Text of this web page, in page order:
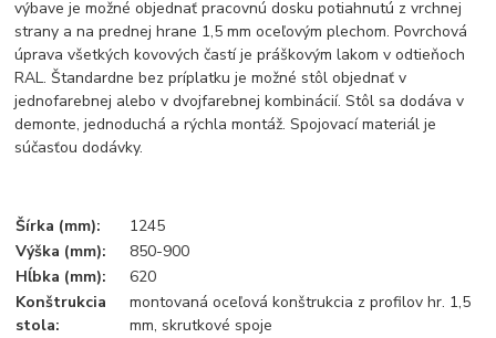
výbave je možné objednať pracovnú dosku potiahnutú z vrchnej
strany a na prednej hrane 1,5 mm oceľovým plechom. Povrchová
úprava všetkých kovových častí je práškovým lakom v odtieňoch
RAL. Štandardne bez príplatku je možné stôl objednať v
jednofarebnej alebo v dvojfarebnej kombinácií. Stôl sa dodáva v
demonte, jednoduchá a rýchla montáž. Spojovací materiál je
súčasťou dodávky.
Šírka (mm):
1245
Výška (mm):
850-900
Hĺbka (mm):
620
Konštrukcia
stola:
montovaná oceľová konštrukcia z profilov hr. 1,5
mm, skrutkové spoje